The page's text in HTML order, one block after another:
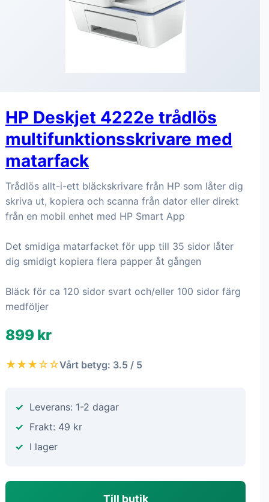
HP Deskjet 4222e trådlös
multifunktionsskrivare med
matarfack
Trådlös allt-i-ett bläckskrivare från HP som låter dig
skriva ut, kopiera och scanna från dator eller direkt
från en mobil enhet med HP Smart App
Det smidiga matarfacket för upp till 35 sidor låter
dig smidigt kopiera flera papper åt gången
Bläck för ca 120 sidor svart och/eller 100 sidor färg
medföljer
899 kr
★★★☆☆Vårt betyg: 3.5 / 5
Leverans: 1-2 dagar
Frakt: 49 kr
I lager
Till butik